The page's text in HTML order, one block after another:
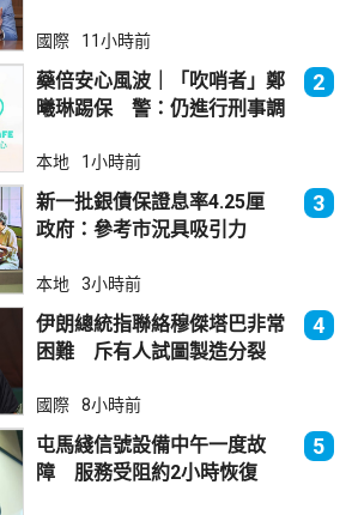
國際 11小時前
藥倍安心風波｜「吹哨者」鄭
曦琳踢保 警：仍進行刑事調
2
本地 1小時前
新一批銀債保證息率4.25厘
政府：參考市況具吸引力
3
本地 3小時前
伊朗總統指聯絡穆傑塔巴非常
困難 斥有人試圖製造分裂
4
國際 8小時前
屯馬綫信號設備中午一度故
障 服務受阻約2小時恢復
5